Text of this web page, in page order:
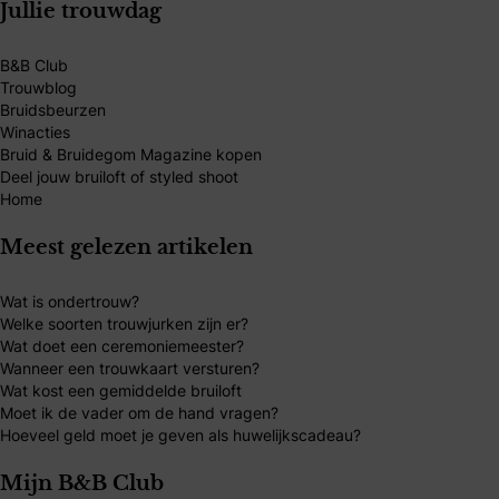
Jullie trouwdag
B&B Club
Trouwblog
Bruidsbeurzen
Winacties
Bruid & Bruidegom Magazine kopen
Deel jouw bruiloft of styled shoot
Home
Meest gelezen artikelen
Wat is ondertrouw?
Welke soorten trouwjurken zijn er?
Wat doet een ceremoniemeester?
Wanneer een trouwkaart versturen?
Wat kost een gemiddelde bruiloft
Moet ik de vader om de hand vragen?
Hoeveel geld moet je geven als huwelijkscadeau?
Mijn B&B Club